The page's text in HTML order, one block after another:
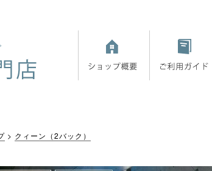
クィーン（2バック）